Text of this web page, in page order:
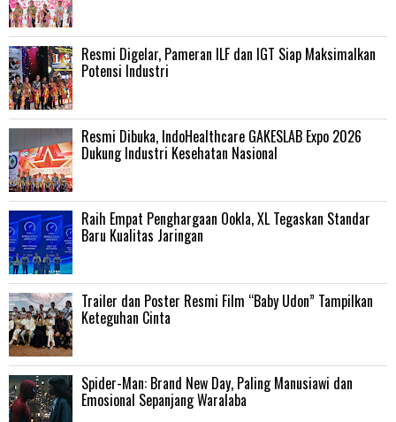
Resmi Digelar, Pameran ILF dan IGT Siap Maksimalkan
Potensi Industri
Resmi Dibuka, IndoHealthcare GAKESLAB Expo 2026
Dukung Industri Kesehatan Nasional
Raih Empat Penghargaan Ookla, XL Tegaskan Standar
Baru Kualitas Jaringan
Trailer dan Poster Resmi Film “Baby Udon” Tampilkan
Keteguhan Cinta
‎Spider-Man: Brand New Day, Paling Manusiawi dan
Emosional Sepanjang Waralaba